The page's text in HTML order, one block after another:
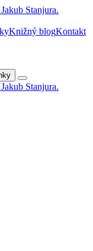
Knižný blogKontakt